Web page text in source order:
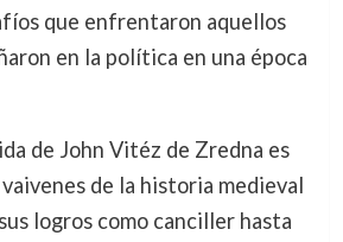
que enfrentaron aquellos
en la política en una época
de John Vitéz de Zredna es
de la historia medieval
logros como canciller hasta